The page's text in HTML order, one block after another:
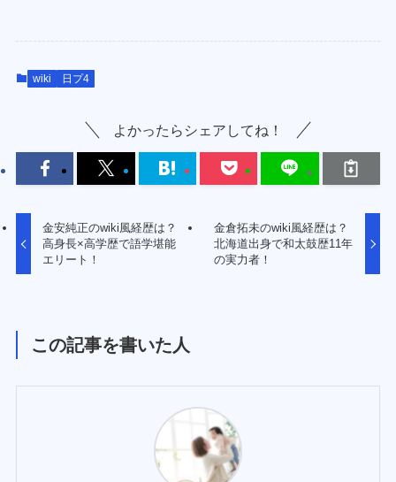
wiki 日プ4
よかったらシェアしてね！
金安純正のwiki風経歴は？
高身長×高学歴で語学堪能
エリート！
金倉拓未のwiki風経歴は？
北海道出身で和太鼓歴11年
の実力者！
この記事を書いた人